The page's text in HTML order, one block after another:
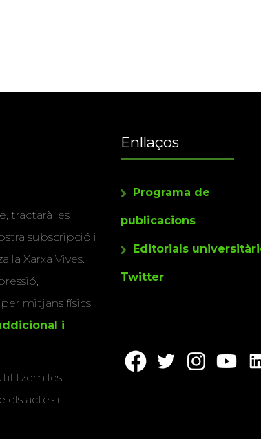
tractarà les
subscripció i
Xarxa Vives.
mitjans físics
i
les
els actes i
Enllaços
Programa de
publicacions
Editorials
Twitter